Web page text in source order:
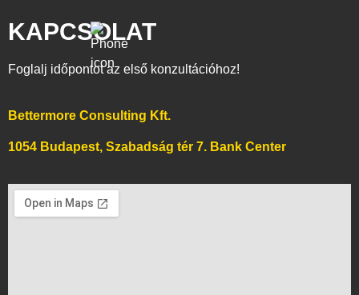
KAPCSOLAT
Foglalj időpontot az első konzultációhoz!
Bettermore Consulting Kft.
1054 Budapest, Szabadság tér 7. Bank Center